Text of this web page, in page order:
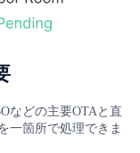
などの主要OTAと直
一箇所で処理できま